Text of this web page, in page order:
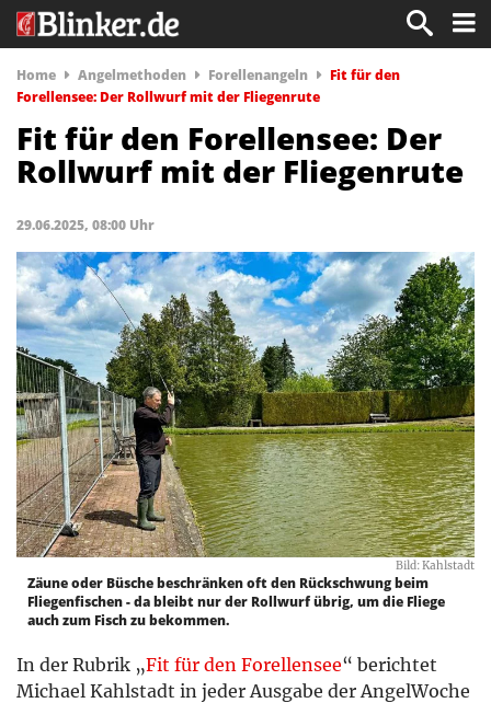
Home Angelmethoden Forellenangeln
Fit für den
Forellensee: Der Rollwurf mit der Fliegenrute
Fit für den Forellensee: Der
Rollwurf mit der Fliegenrute
29.06.2025, 08:00 Uhr
Bild: Kahlstadt
Zäune oder Büsche beschränken oft den Rückschwung beim
Fliegenfischen - da bleibt nur der Rollwurf übrig, um die Fliege
auch zum Fisch zu bekommen.
In der Rubrik „Fit für den Forellensee“ berichtet
Michael Kahlstadt in jeder Ausgabe der AngelWoche